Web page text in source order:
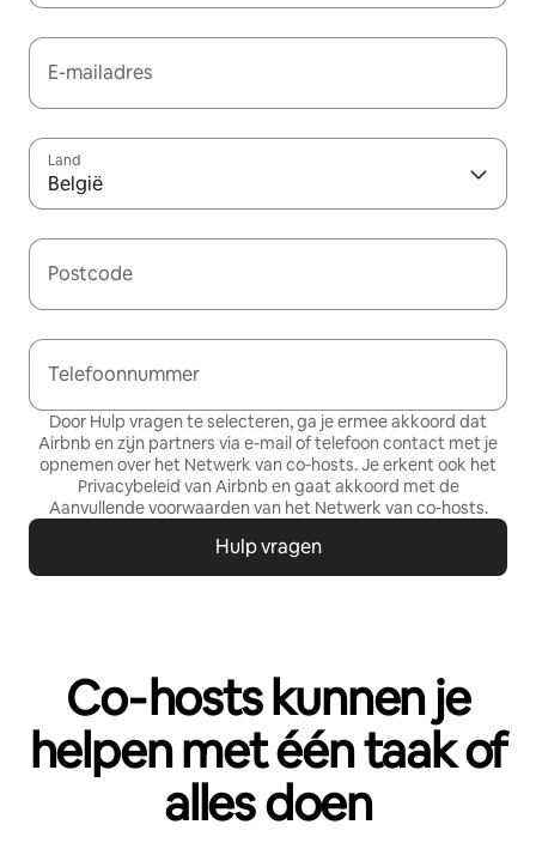
E-mailadres
Land
België
Postcode
Telefoonnummer
Door Hulp vragen te selecteren, ga je ermee akkoord dat
Airbnb en zijn partners via e-mail of telefoon contact met je
opnemen over het Netwerk van co‑hosts. Je erkent ook het
Privacybeleid van Airbnb en gaat akkoord met de
Aanvullende voorwaarden van het Netwerk van co-hosts.
Hulp vragen
Co‑hosts kunnen je
helpen met één taak of
alles doen